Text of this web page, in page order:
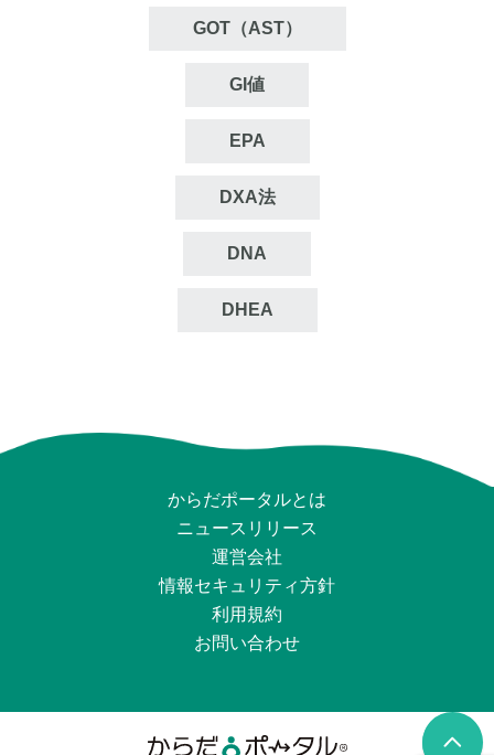
GOT（AST）
GI値
EPA
DXA法
DNA
DHEA
からだポータルとは
ニュースリリース
運営会社
情報セキュリティ⽅針
利用規約
お問い合わせ